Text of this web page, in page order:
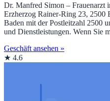
Dr. Manfred Simon – Frauenarzt
Erzherzog Rainer-Ring 23, 2500
Baden mit der Postleitzahl 2500
und Dienstleistungen. Wenn Sie
Geschäft ansehen »
★ 4.6